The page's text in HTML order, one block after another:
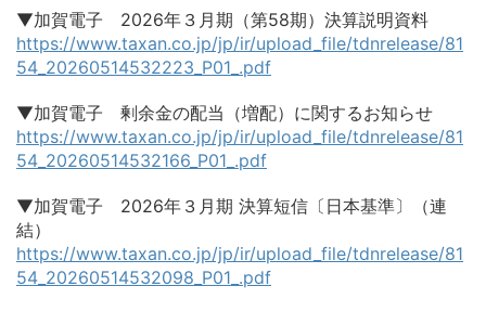
▼加賀電子 2026年３月期（第58期）決算説明資料
https://www.taxan.co.jp/jp/ir/upload_file/tdnrelease/81
54_20260514532223_P01_.pdf
▼加賀電子 剰余金の配当（増配）に関するお知らせ
https://www.taxan.co.jp/jp/ir/upload_file/tdnrelease/81
54_20260514532166_P01_.pdf
▼加賀電子 2026年３月期 決算短信〔日本基準〕（連
結）
https://www.taxan.co.jp/jp/ir/upload_file/tdnrelease/81
54_20260514532098_P01_.pdf